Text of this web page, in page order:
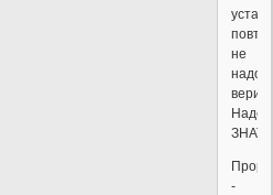
устаю
не
надо
Надо
-